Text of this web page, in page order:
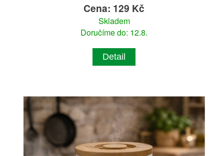
Cena: 129 Kč
Skladem
Doručíme do: 12.8.
Detail